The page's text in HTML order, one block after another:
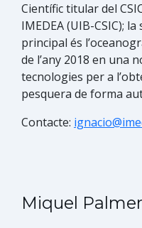
Científic titular del
IMEDEA (UIB-CSIC);
principal és
de l’any 2018 en una
tecnologies per a
pesquera de forma
Contacte:
Miquel Palmer